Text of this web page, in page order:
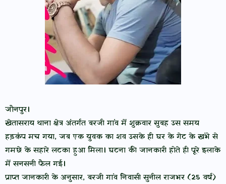
जौनपुर।
खेतासराय थाना क्षेत्र अंतर्गत बरजी गांव में शुक्रवार सुबह उस समय
हड़कंप मच गया, जब एक युवक का शव उसके ही घर के गेट के खंभे से
गमछे के सहारे लटका हुआ मिला। घटना की जानकारी होते ही पूरे इलाके
में सनसनी फैल गई।
प्राप्त जानकारी के अनुसार, बरजी गांव निवासी सुनील राजभर (25 वर्ष)